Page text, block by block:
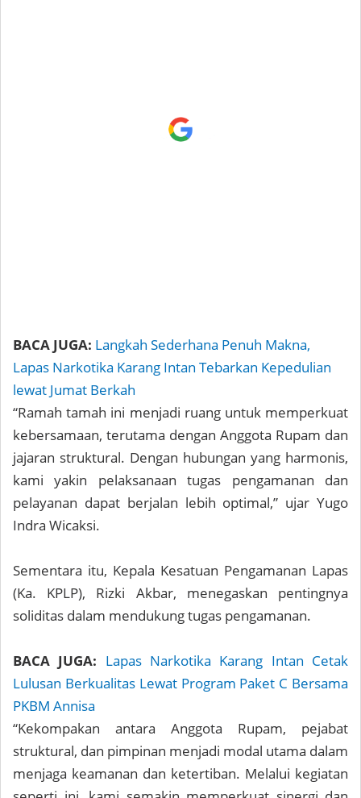
BACA JUGA: Langkah Sederhana Penuh Makna,
Lapas Narkotika Karang Intan Tebarkan Kepedulian
lewat Jumat Berkah
“Ramah tamah ini menjadi ruang untuk memperkuat
kebersamaan, terutama dengan Anggota Rupam dan
jajaran struktural. Dengan hubungan yang harmonis,
kami yakin pelaksanaan tugas pengamanan dan
pelayanan dapat berjalan lebih optimal,” ujar Yugo
Indra Wicaksi.
Sementara itu, Kepala Kesatuan Pengamanan Lapas
(Ka. KPLP), Rizki Akbar, menegaskan pentingnya
soliditas dalam mendukung tugas pengamanan.
BACA JUGA: Lapas Narkotika Karang Intan Cetak
Lulusan Berkualitas Lewat Program Paket C Bersama
PKBM Annisa
“Kekompakan antara Anggota Rupam, pejabat
struktural, dan pimpinan menjadi modal utama dalam
menjaga keamanan dan ketertiban. Melalui kegiatan